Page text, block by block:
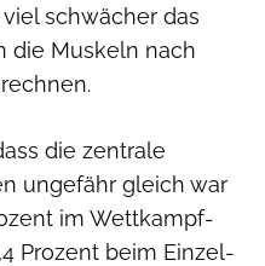
schwächer das
die Muskeln nach
die zentrale
ungefähr gleich war
im Wettkampf-
Prozent beim Einzel-